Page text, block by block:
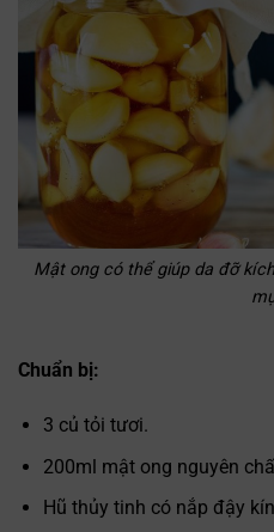
Mật ong có thể giúp da đỡ
Chuẩn bị:
3 củ tỏi tươi.
200ml mật ong nguyên
Hũ thủy tinh có nắp đậy